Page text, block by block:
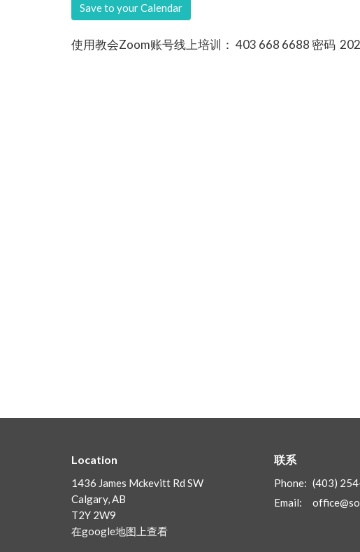
Save to your Calendar
使用教会Zoom账号线上培训： 403 668 6688 密码
Location
1436 James Mckevitt Rd SW
Calgary, AB
T2Y 2W9
在google地图上查看
联系
Phone: (403)
Email: